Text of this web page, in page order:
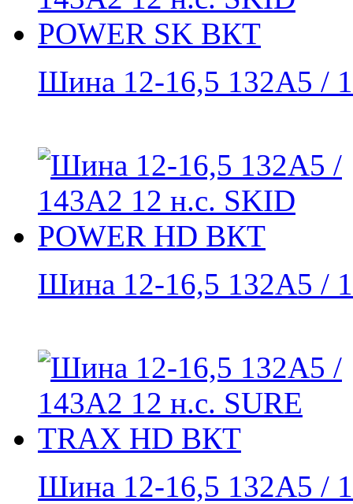
Шина 12-16,5 132A5 /
Шина 12-16,5 132A5 /
Шина 12-16,5 132A5 /